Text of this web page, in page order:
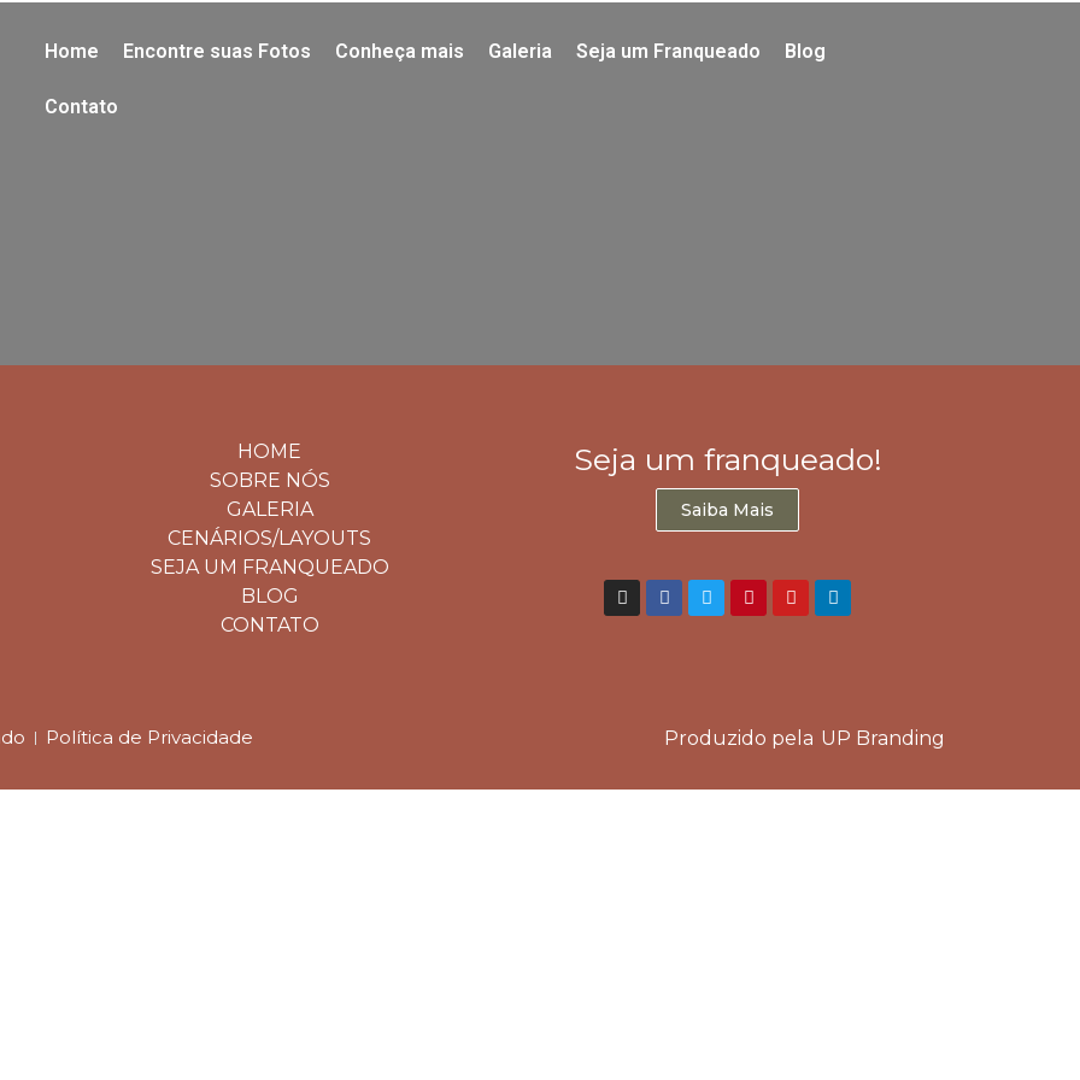
Home Encontre suas Fotos Conheça mais Galeria Seja um Franqueado Blog
Contato
HOME
SOBRE NÓS
GALERIA
CENÁRIOS/LAYOUTS
SEJA UM FRANQUEADO
BLOG
CONTATO
Seja um franqueado!
Saiba Mais
Política de Privacidade Produzido pela UP Branding